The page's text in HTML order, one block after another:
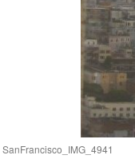
SanFrancisco_IMG_4941